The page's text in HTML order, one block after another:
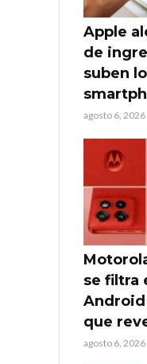
Apple
de
suben
agosto 6, 2026
se filtra
Android
que
agosto 6, 2026